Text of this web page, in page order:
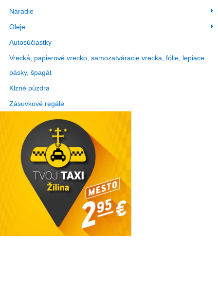
Náradie
Oleje
Autosúčiastky
Vrecká, papierové vrecko, samozatváracie vrecka, fólie, lepiace
pásky, špagát
Klzné púzdra
Zásuvkové regále